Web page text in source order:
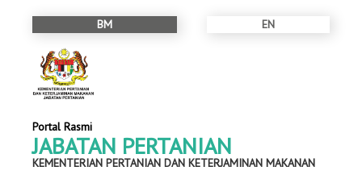
BM EN
Portal Rasmi
JABATAN PERTANIAN
KEMENTERIAN PERTANIAN DAN KETERJAMINAN MAKANAN